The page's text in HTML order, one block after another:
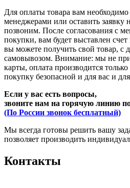
Для оплаты товара вам
менеджерами или оставить заявку
позвоним. После согласования с
покупки, вам будет выставлен
вы можете получить свой товар, с
самовывозом. Внимание: мы не
карты, оплата производится
покупку безопасной и для вас и
Если у вас есть вопросы,
звоните нам на горячую линию
(По России звонок бесплатный)
Мы всегда готовы решить вашу
позволяет производить
Контакты